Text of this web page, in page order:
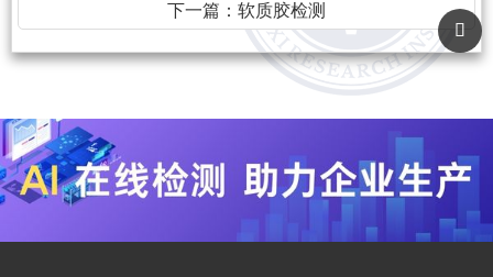
下一篇： 软质胶检测